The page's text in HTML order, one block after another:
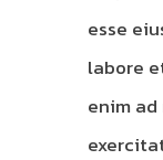
esse
labore
enim